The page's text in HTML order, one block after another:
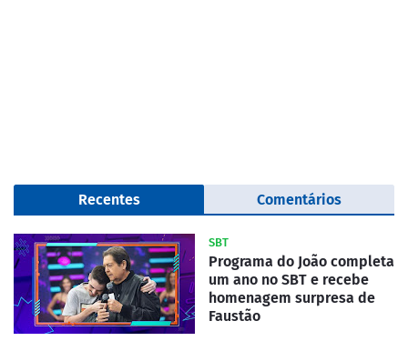
Recentes Comentários
SBT
Programa do João completa
um ano no SBT e recebe
homenagem surpresa de
Faustão